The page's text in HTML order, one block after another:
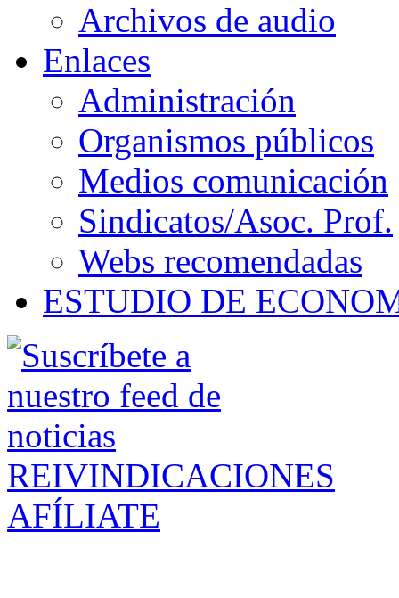
Archivos de audio
Enlaces
Administración
Organismos públicos
Medios comunicación
Sindicatos/Asoc. Prof.
Webs recomendadas
ESTUDIO DE
REIVINDICACIONES
AFÍLIATE